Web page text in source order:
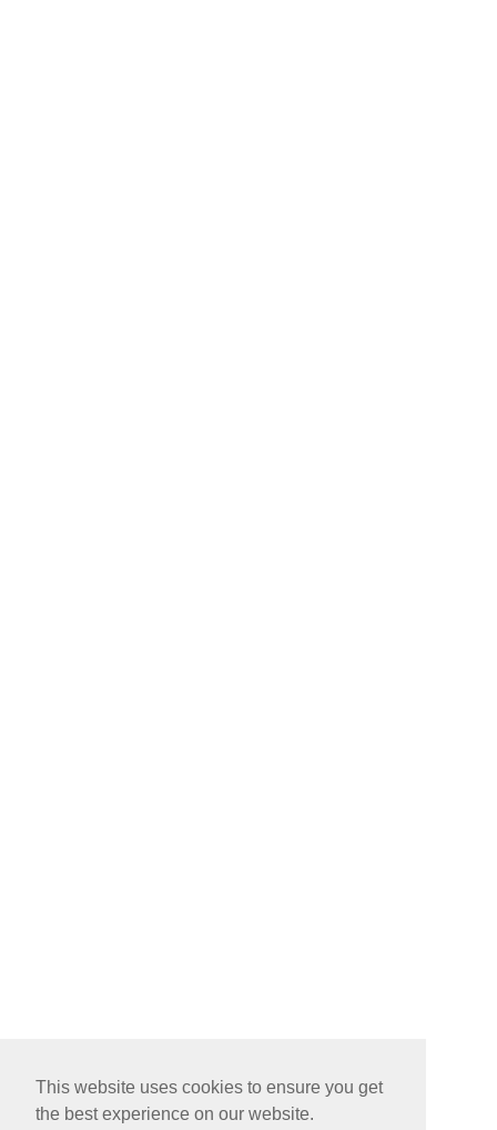
This website uses cookies to ensure you get
the best experience on our website.